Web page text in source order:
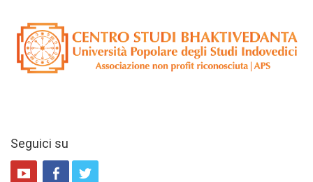
Seguici su